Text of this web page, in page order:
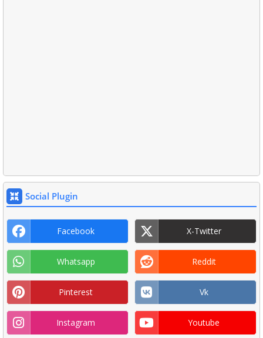
Social Plugin
Facebook X-Twitter
Whatsapp Reddit
Pinterest Vk
Instagram Youtube